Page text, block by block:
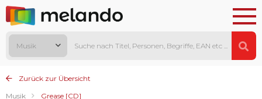
Musik
Zurück zur Übersicht
Musik
Grease [CD]